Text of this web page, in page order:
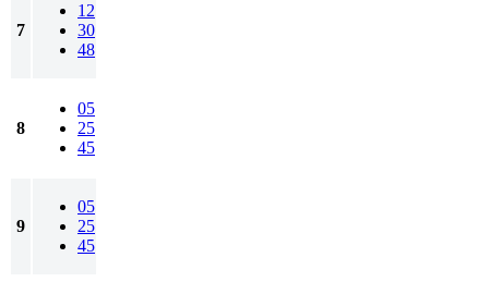
7
12
30
48
8
05
25
45
9
05
25
45